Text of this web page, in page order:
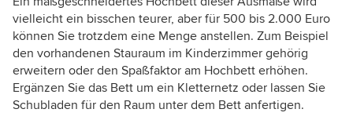
vielleicht ein bisschen teurer, aber für 500 bis 2.000 Euro
können Sie trotzdem eine Menge anstellen. Zum Beispiel
den vorhandenen Stauraum im Kinderzimmer gehörig
erweitern oder den Spaßfaktor am Hochbett erhöhen.
Ergänzen Sie das Bett um ein Kletternetz oder lassen Sie
Schubladen für den Raum unter dem Bett anfertigen.